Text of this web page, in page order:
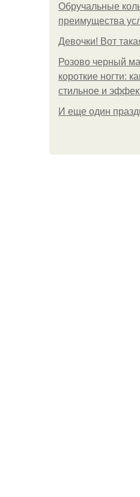
Обручальные
преимущества
Девочки! Вот
Розово черный
короткие ногти:
стильное и
И еще один